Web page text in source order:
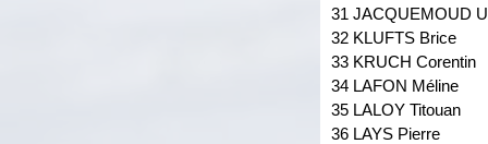
31 JACQUEMOUD
32 KLUFTS Brice
33 KRUCH Corentin
34 LAFON Méline
35 LALOY Titouan
36 LAYS Pierre